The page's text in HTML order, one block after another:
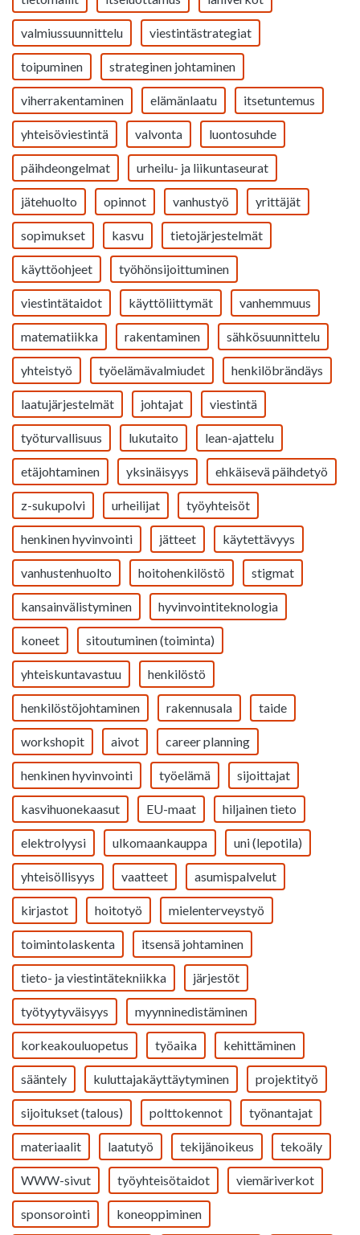
valmiussuunnittelu viestintästrategiat
toipuminen strateginen johtaminen
viherrakentaminen elämänlaatu itsetuntemus
yhteisöviestintä valvonta luontosuhde
päihdeongelmat urheilu- ja liikuntaseurat
jätehuolto opinnot vanhustyö yrittäjät
sopimukset kasvu tietojärjestelmät
käyttöohjeet työhönsijoittuminen
viestintätaidot käyttöliittymät vanhemmuus
matematiikka rakentaminen sähkösuunnittelu
yhteistyö työelämävalmiudet henkilöbrändäys
laatujärjestelmät johtajat viestintä
työturvallisuus lukutaito lean-ajattelu
etäjohtaminen yksinäisyys ehkäisevä päihdetyö
z-sukupolvi urheilijat työyhteisöt
henkinen hyvinvointi jätteet käytettävyys
vanhustenhuolto hoitohenkilöstö stigmat
kansainvälistyminen hyvinvointiteknologia
koneet sitoutuminen (toiminta)
yhteiskuntavastuu henkilöstö
henkilöstöjohtaminen rakennusala taide
workshopit aivot career planning
henkinen hyvinvointi työelämä sijoittajat
kasvihuonekaasut EU-maat hiljainen tieto
elektrolyysi ulkomaankauppa uni (lepotila)
yhteisöllisyys vaatteet asumispalvelut
kirjastot hoitotyö mielenterveystyö
toimintolaskenta itsensä johtaminen
tieto- ja viestintätekniikka järjestöt
työtyytyväisyys myynninedistäminen
korkeakouluopetus työaika kehittäminen
sääntely kuluttajakäyttäytyminen projektityö
sijoitukset (talous) polttokennot työnantajat
materiaalit laatutyö tekijänoikeus tekoäly
WWW-sivut työyhteisötaidot viemäriverkot
sponsorointi koneoppiminen